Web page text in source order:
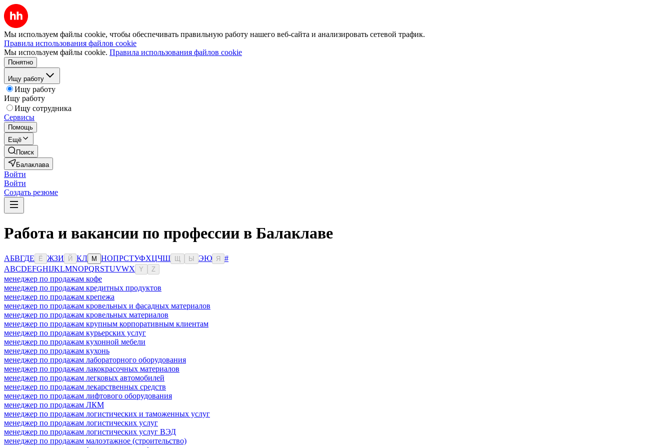
Мы используем файлы cookie, чтобы обеспечивать правильную работу нашего веб-сайта и анализировать сетевой трафик.
Правила использования файлов cookie
Мы используем файлы cookie. Правила использования файлов cookie
Понятно
Ищу работу
Ищу работу
Ищу работу
Ищу сотрудника
Сервисы
Помощь
Ещё
Поиск
Балаклава
Войти
Войти
Создать резюме
Работа и вакансии по профессии в Балаклаве
АБВГДЕ Ё ЖЗИ Й КЛ М НОПРСТУФХЦЧШ Ы ЭЮ Я
#
ABCDEFGHIJKLMNOPQRSTUVWX Y Z
менеджер по продажам кофе
менеджер по продажам кредитных продуктов
менеджер по продажам крепежа
менеджер по продажам кровельных и фасадных материалов
менеджер по продажам кровельных материалов
менеджер по продажам крупным корпоративным клиентам
менеджер по продажам курьерских услуг
менеджер по продажам кухонной мебели
менеджер по продажам кухонь
менеджер по продажам лабораторного оборудования
менеджер по продажам лакокрасочных материалов
менеджер по продажам легковых автомобилей
менеджер по продажам лекарственных средств
менеджер по продажам лифтового оборудования
менеджер по продажам ЛКМ
менеджер по продажам логистических и таможенных услуг
менеджер по продажам логистических услуг
менеджер по продажам логистических услуг ВЭД
менеджер по продажам малоэтажное (строительство)